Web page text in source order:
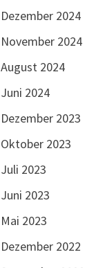
Dezember 2024
November 2024
August 2024
Juni 2024
Dezember 2023
Oktober 2023
Juli 2023
Juni 2023
Mai 2023
Dezember 2022